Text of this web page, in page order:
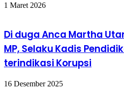
1 Maret 2026
Di duga Anca Martha
MP, Selaku Kadis
terindikasi Korupsi
16 Desember 2025